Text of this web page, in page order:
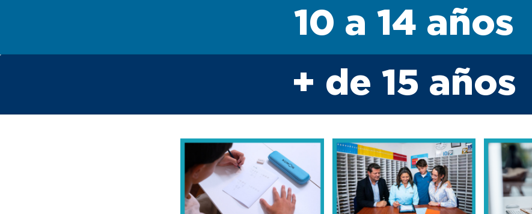
10 a 14 años
+ de 15 años